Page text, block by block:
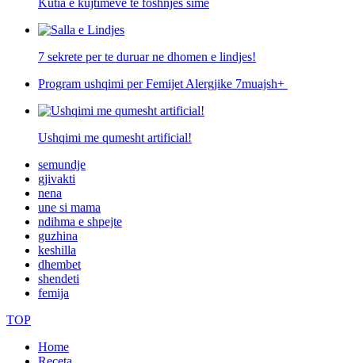
7 sekrete per te duruar ne dhomen e lindjes!
Program ushqimi per Femijet Alergjike 7muajsh+
Ushqimi me qumesht artificial!
semundje
gjivakti
nena
une si mama
ndihma e shpejte
guzhina
keshilla
dhembet
shendeti
femija
TOP
Home